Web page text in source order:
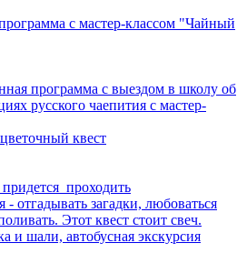
с мастер-классом "Чайный
программа с выездом в школу об
русского чаепития с мастер-
квест
проходить
отгадывать загадки, любоваться
Этот квест стоит свеч.
и шали, автобусная экскурсия